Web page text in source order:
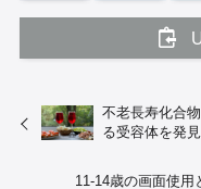
不老長寿化合
る受容体を発見
11-14歳の画面使